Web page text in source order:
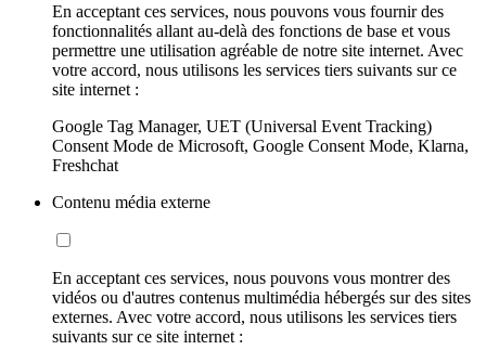
En acceptant ces services, nous pouvons vous fournir des
fonctionnalités allant au-delà des fonctions de base et vous
permettre une utilisation agréable de notre site internet. Avec
votre accord, nous utilisons les services tiers suivants sur ce
site internet :
Google Tag Manager, UET (Universal Event Tracking)
Consent Mode de Microsoft, Google Consent Mode, Klarna,
Freshchat
Contenu média externe
En acceptant ces services, nous pouvons vous montrer des
vidéos ou d'autres contenus multimédia hébergés sur des sites
externes. Avec votre accord, nous utilisons les services tiers
suivants sur ce site internet :